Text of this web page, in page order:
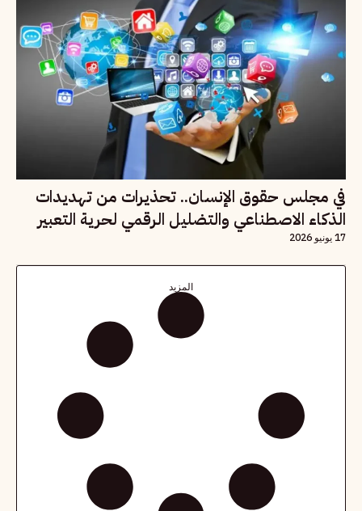
في مجلس حقوق الإنسان.. تحذيرات من تهديدات
الذكاء الاصطناعي والتضليل الرقمي لحرية التعبير
17 يونيو 2026
المزيد